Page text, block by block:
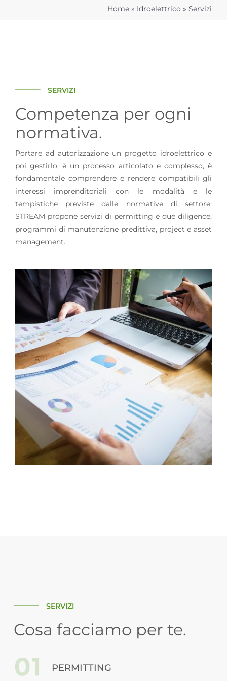
Home » Idroelettrico »Servizi
SERVIZI
Competenza per ogni
normativa.
Portare ad autorizzazione un progetto idroelettrico e
poi gestirlo, è un processo articolato e complesso, è
fondamentale comprendere e rendere compatibili gli
interessi imprenditoriali con le modalità e le
tempistiche previste dalle normative di settore.
STREAM propone servizi di permitting e due diligence,
programmi di manutenzione predittiva, project e asset
management.
SERVIZI
Cosa facciamo per te.
PERMITTING